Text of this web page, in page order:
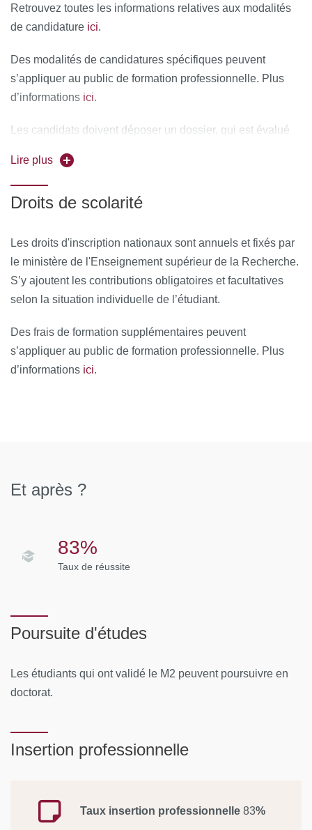
Retrouvez toutes les informations relatives aux modalités
de candidature ici.
Des modalités de candidatures spécifiques peuvent
s’appliquer au public de formation professionnelle. Plus
d’informations ici.
Les candidats doivent déposer un dossier, qui est évalué
d’enseignants-chercheurs. Ce dossier comprend les
attestations des diplômes déjà obtenus, les relevés de
notes des années de licence, une lettre de motivation
expliquant leur projet professionnel, un résumé de leur
travail de recherche réalisé en L3 (si un tel travail a bien
été fait), un projet de recherche pour le master 1, un
compte rendu du stage réalisé en L3. Les étudiants
langue française. L’acceptation des candidats sélectionnés
ne pourra être confirmée qu’après l’obtention de leur
licence de psychologie.
Lire plus
Droits de scolarité
Les droits d'inscription nationaux sont annuels et fixés par
le ministère de l'Enseignement supérieur de la Recherche.
S’y ajoutent les contributions obligatoires et facultatives
selon la situation individuelle de l’étudiant.
Des frais de formation supplémentaires peuvent
s’appliquer au public de formation professionnelle. Plus
d’informations ici.
Et après ?
83%
Taux de réussite
Poursuite d'études
Les étudiants qui ont validé le M2 peuvent poursuivre en
doctorat.
Insertion professionnelle
Taux insertion professionnelle 83%